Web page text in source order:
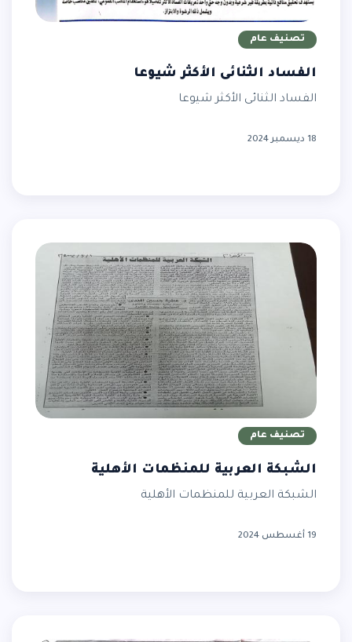
تصنيف عام
الفساد الثنائى الأكثر شيوعا
الفساد الثنائى الأكثر شيوعا
18 ديسمبر 2024
تصنيف عام
الشبكة العربية للمنظمات الأهلية
الشبكة العربية للمنظمات الأهلية
19 أغسطس 2024